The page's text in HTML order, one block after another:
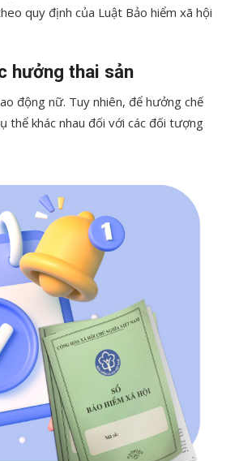
quy định của Luật Bảo hiểm xã hội
hưởng thai sản
động nữ. Tuy nhiên, để hưởng chế
thể khác nhau đối với các đối tượng